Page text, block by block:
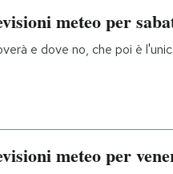
meteo per
e dove no, che poi è
meteo per